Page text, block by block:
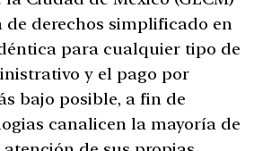
de derechos simplificado en
para cualquier tipo de
y el pago por
bajo posible, a fin de
canalicen la mayoría de